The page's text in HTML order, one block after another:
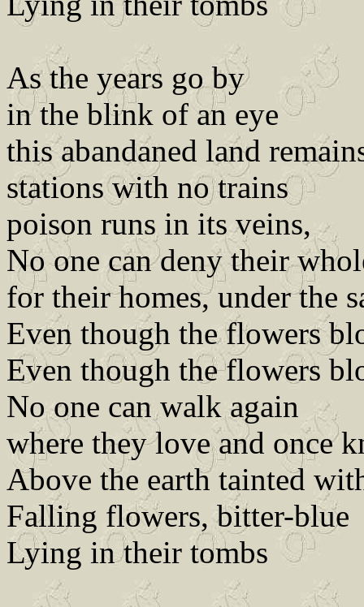
As the years go by
in the blink of an eye
this abandaned land
stations with no trains
poison runs in its veins,
No one can deny their
for their homes, under the
Even though the flowers
Even though the flowers
No one can walk again
where they love and once
Above the earth tainted
Falling flowers, bitter-blue
Lying in their tombs